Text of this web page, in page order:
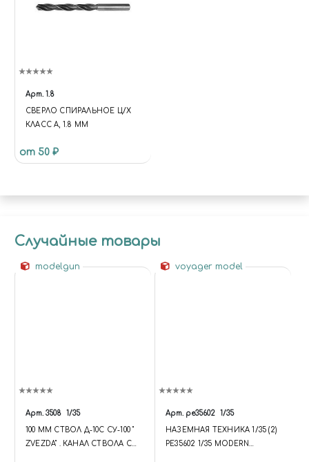
Арт. 1.8
СВЕРЛО СПИРАЛЬНОЕ Ц/Х
КЛАСС А, 1.8 ММ
от 50 ₽
Случайные товары
modelgun
Арт. 3508 1/35
100 ММ СТВОЛ Д-10С СУ-100 "
ZVEZDA" . КАНАЛ СТВОЛА С
voyager model
Арт. pe35602 1/35
НАЗЕМНАЯ ТЕХНИКА 1/35 (2)
PE35602 1/35 MODERN